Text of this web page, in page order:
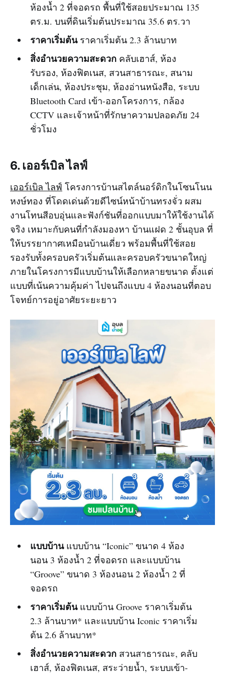
ห้องน้ำ 2 ที่จอดรถ พื้นที่ใช้สอยประมาณ 135
ตร.ม. บนที่ดินเริ่มต้นประมาณ 35.6 ตร.วา
ราคาเริ่มต้นราคาเริ่มต้น 2.3 ล้านบาท
สิ่งอำนวยความสะดวกคลับเฮาส์, ห้อง
รับรอง, ห้องฟิตเนส, สวนสาธารณะ, สนาม
เด็กเล่น, ห้องประชุม, ห้องอ่านหนังสือ, ระบบ
Bluetooth Card เข้า-ออกโครงการ, กล้อง
CCTV และเจ้าหน้าที่รักษาความปลอดภัย 24
ชั่วโมง
6. เออร์เบิล ไลฟ์
เออร์เบิล ไลฟ์ โครงการบ้านสไตล์นอร์ดิกในโซนโนน
หงษ์ทอง ที่โดดเด่นด้วยดีไซน์หน้าบ้านทรงจั่ว ผสม
งานโทนสีอบอุ่นและฟังก์ชันที่ออกแบบมาให้ใช้งานได้
จริง เหมาะกับคนที่กำลังมองหา บ้านแฝด 2 ชั้นอุบล ที่
ให้บรรยากาศเหมือนบ้านเดี่ยว พร้อมพื้นที่ใช้สอย
รองรับทั้งครอบครัวเริ่มต้นและครอบครัวขนาดใหญ่
ภายในโครงการมีแบบบ้านให้เลือกหลายขนาด ตั้งแต่
แบบที่เน้นความคุ้มค่า ไปจนถึงแบบ 4 ห้องนอนที่ตอบ
โจทย์การอยู่อาศัยระยะยาว
แบบบ้านแบบบ้าน “Iconic” ขนาด 4 ห้อง
นอน 3 ห้องน้ำ 2 ที่จอดรถ และแบบบ้าน
“Groove” ขนาด 3 ห้องนอน 2 ห้องน้ำ 2 ที่
จอดรถ
ราคาเริ่มต้นแบบบ้าน Groove ราคาเริ่มต้น
2.3 ล้านบาท* และแบบบ้าน Iconic ราคาเริ่ม
ต้น 2.6 ล้านบาท*
สิ่งอำนวยความสะดวกสวนสาธารณะ, คลับ
เฮาส์, ห้องฟิตเนส, สระว่ายน้ำ, ระบบเข้า-